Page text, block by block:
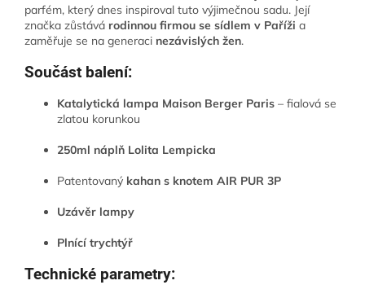
parfém, který dnes inspiroval tuto výjimečnou sadu. Její
značka zůstává rodinnou firmou se sídlem v Paříži a
zaměřuje se na generaci nezávislých žen.
Součást balení:
Katalytická lampa Maison Berger Paris – fialová se
zlatou korunkou
250ml náplň Lolita Lempicka
Patentovaný kahan s knotem AIR PUR 3P
Uzávěr lampy
Plnící trychtýř
Technické parametry: